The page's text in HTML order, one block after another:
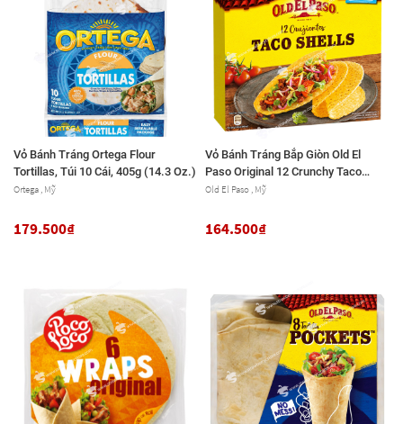
Vỏ Bánh Tráng Ortega Flour
Tortillas, Túi 10 Cái, 405g (14.3 Oz.)
Ortega , Mỹ
179.500₫
Vỏ Bánh Tráng Bắp Giòn Old El
Paso Original 12 Crunchy Taco
Shells Corn, Hộp 156g, 12 Cái
Old El Paso , Mỹ
164.500₫